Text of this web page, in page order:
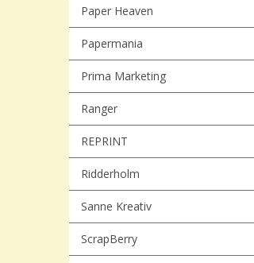
Paper Heaven
Papermania
Prima Marketing
Ranger
REPRINT
Ridderholm
Sanne Kreativ
ScrapBerry